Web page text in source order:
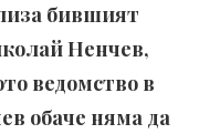
бившият
Ненчев,
ведомство в
обаче няма да